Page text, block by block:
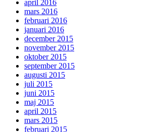
april 2016
mars 2016
februari 2016
januari 2016
december 2015
november 2015
oktober 2015
september 2015
augusti 2015
juli 2015
juni 2015
maj 2015
april 2015
mars 2015
februari 2015